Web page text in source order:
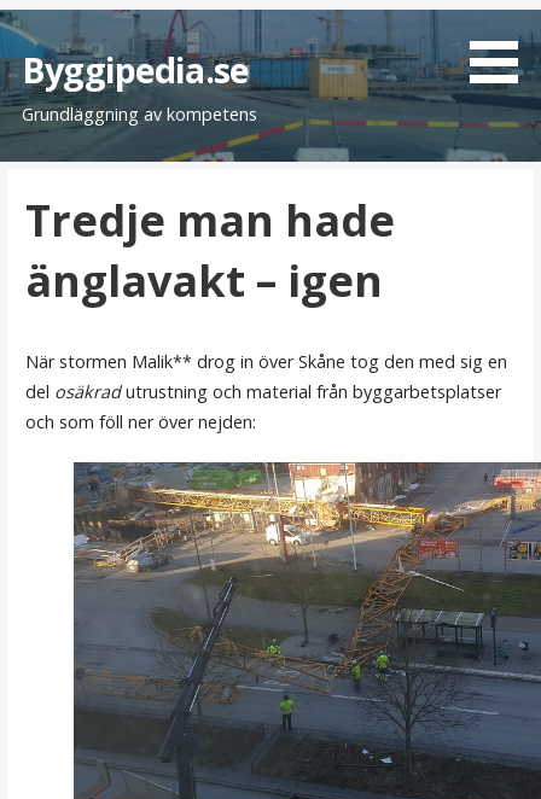
H
o
p
p
Byggipedia.se
Grundläggning av kompetens
Tredje man hade
änglavakt – igen
När stormen Malik** drog in över Skåne tog den med sig en
del osäkradutrustning och material från byggarbetsplatser
och som föll ner över nejden: